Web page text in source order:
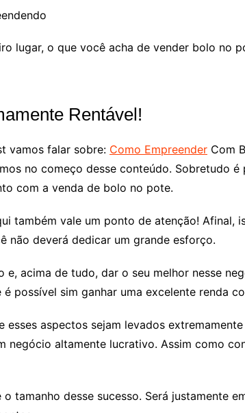
lugar, o que você acha de vender bolo no
Rentável!
vamos falar sobre: Como Empreender Com
no começo desse conteúdo. Sobretudo
com a venda de bolo no pote.
também vale um ponto de atenção! Afinal,
não deverá dedicar um grande esforço.
e, acima de tudo, dar o seu melhor nesse
é possível sim ganhar uma excelente renda
esses aspectos sejam levados
negócio altamente lucrativo. Assim como
o tamanho desse sucesso. Será justamente